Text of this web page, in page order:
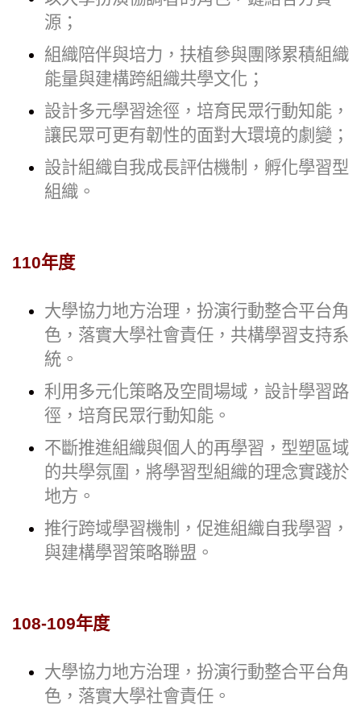
源；
組織陪伴與培力，扶植參與團隊累積組織
能量與建構跨組織共學文化；
設計多元學習途徑，培育民眾行動知能，
讓民眾可更有韌性的面對大環境的劇變；
設計組織自我成長評估機制，孵化學習型
組織。
110年度
大學協力地方治理，扮演行動整合平台角
色，落實大學社會責任，共構學習支持系
統。
利用多元化策略及空間場域，設計學習路
徑，培育民眾行動知能。
不斷推進組織與個人的再學習，型塑區域
的共學氛圍，將學習型組織的理念實踐於
地方。
推行跨域學習機制，促進組織自我學習，
與建構學習策略聯盟。
108-109年度
大學協力地方治理，扮演行動整合平台角
色，落實大學社會責任。